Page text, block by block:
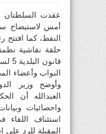
عقدت السلطتان
أمس لاستيضاح
النفط، كما
حلقة نقاشية
النواب وأعضاء
وأوضح وزير
العبدالله أن
واحصائيات
استئناف
المقبلة للرد